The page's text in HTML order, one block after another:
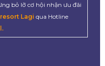
bỏ lỡ cơ hội nhận ưu đãi
resort Lagi qua Hotline